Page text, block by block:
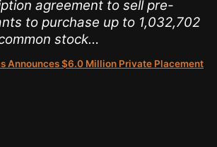
agreement to sell pre-
to purchase up to 1,032,702
stock…
Announces $6.0 Million Private Placement